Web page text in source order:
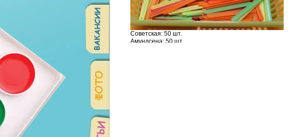
Советская: 50 шт.
Амундсена: 50 шт.